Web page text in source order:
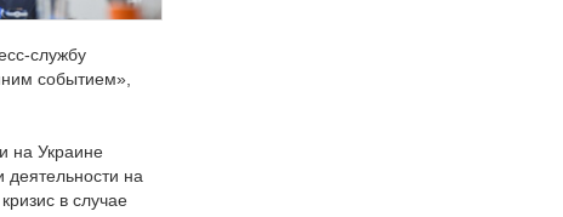
службу
событием»,
на Украине
на
в случае